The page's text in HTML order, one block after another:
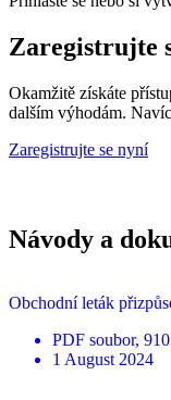
Zaregistrujte
Okamžitě získáte
dalším výhodám.
Zaregistrujte se nyní
Návody a
Obchodní leták
PDF soubor,
1 August 2024